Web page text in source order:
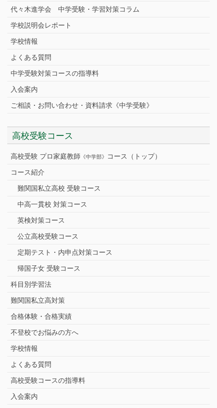
代々木進学会 中学受験・学習対策コラム
学校説明会レポート
学校情報
よくある質問
中学受験対策コースの指導料
入会案内
ご相談・お問い合わせ・資料請求《中学受験》
高校受験コース
高校受験 プロ家庭教師 《中学部》 コース（トップ）
コース紹介
難関国私立高校 受験コース
中高一貫校 対策コース
英検対策コース
公立高校受験コース
定期テスト・内申点対策コース
帰国子女 受験コース
科目別学習法
難関国私立高対策
合格体験・合格実績
不登校でお悩みの方へ
学校情報
よくある質問
高校受験コースの指導料
入会案内